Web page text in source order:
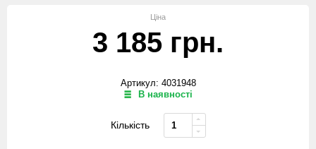
Ціна
3 185 грн.
Артикул: 4031948
В наявності
Кількість